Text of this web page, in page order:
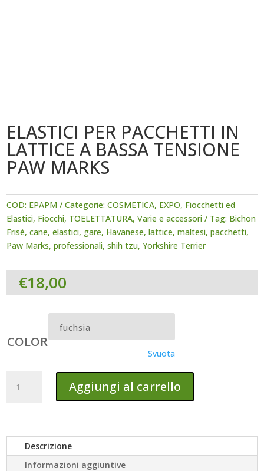
ELASTICI PER PACCHETTI IN
LATTICE A BASSA TENSIONE
PAW MARKS
COD: EPAPM Categorie:COSMETICA, EXPO, Fiocchetti ed
Elastici, Fiocchi, TOELETTATURA,Varie e accessori Tag: Bichon
Frisé,cane,elastici, gare, Havanese,lattice,maltesi,pacchetti,
Paw Marks,professionali,shih tzu,Yorkshire Terrier
€18,00
COLOR
Svuota
ELASTICI
PACCHETTI
Aggiungi al carrello
Descrizione
Informazioni aggiuntive